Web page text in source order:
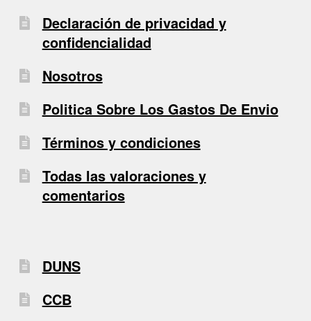
Declaración de privacidad y
confidencialidad
Nosotros
Politica Sobre Los Gastos De Envio
Términos y condiciones
Todas las valoraciones y
comentarios
DUNS
CCB